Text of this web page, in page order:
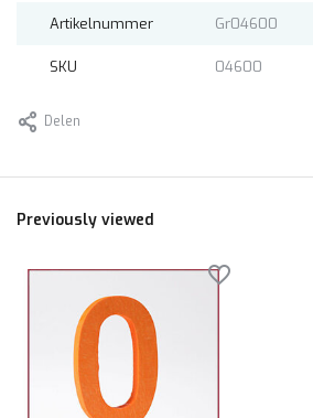
Artikelnummer Gr04600
SKU 04600
Delen
Previously viewed